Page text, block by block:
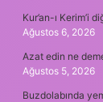
Kur’an-ı Kerim’i
Ağustos 6, 2026
Azat edin ne
Ağustos 5, 2026
Buzdolabında